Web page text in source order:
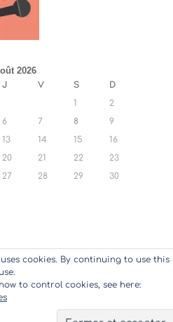
2026
J V S
D
1
2
6 7 8
9
13 14 15
16
20 21 22
23
27 28 29
30
cookies. By continuing to use this
to control cookies, see here: